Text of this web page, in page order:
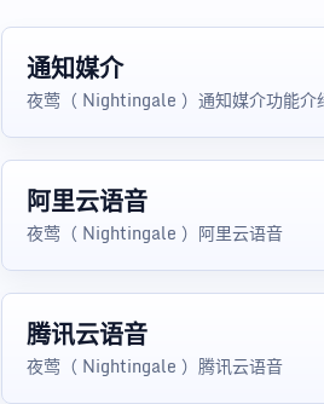
通知媒介
夜莺（ Nightingale ）通知媒介功能介
阿里云语音
夜莺（ Nightingale ）阿里云语音
腾讯云语音
夜莺（ Nightingale ）腾讯云语音